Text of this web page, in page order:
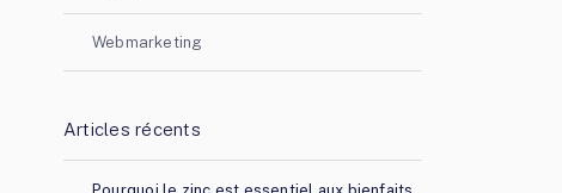
Webmarketing
Articles récents